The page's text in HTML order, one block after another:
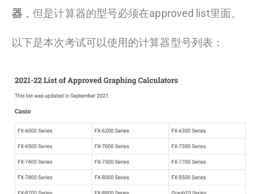
器 ，但是计算器的型号必须在approved list里面。
以下是本次考试可以使用的计算器型号列表：